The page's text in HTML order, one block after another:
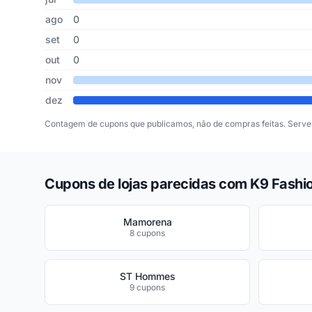
ago
0
set
0
out
0
nov
dez
Contagem de cupons que publicamos, não de compras feitas.
Cupons de lojas parecidas com K9
Mamorena
8 cupons
ST Hommes
9 cupons